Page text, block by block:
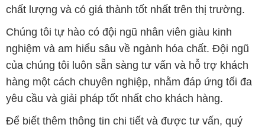
chất lượng và có giá thành tốt nhất trên thị trường.
Chúng tôi tự hào có đội ngũ nhân viên giàu kinh
nghiệm và am hiểu sâu về ngành hóa chất. Đội ngũ
của chúng tôi luôn sẵn sàng tư vấn và hỗ trợ khách
hàng một cách chuyên nghiệp, nhằm đáp ứng tối đa
yêu cầu và giải pháp tốt nhất cho khách hàng.
Để biết thêm thông tin chi tiết và được tư vấn, quý